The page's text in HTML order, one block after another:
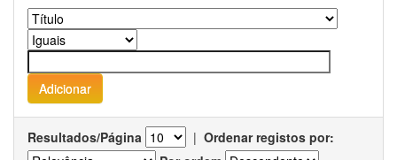
Resultados/Página | Ordenar registos por: